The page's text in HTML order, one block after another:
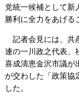
党統一候補として新
勝利に全力をあげる
記者会見には、共
連の一川政之代表、
喜成清恵金沢市議が
が交わした「政策協
した。